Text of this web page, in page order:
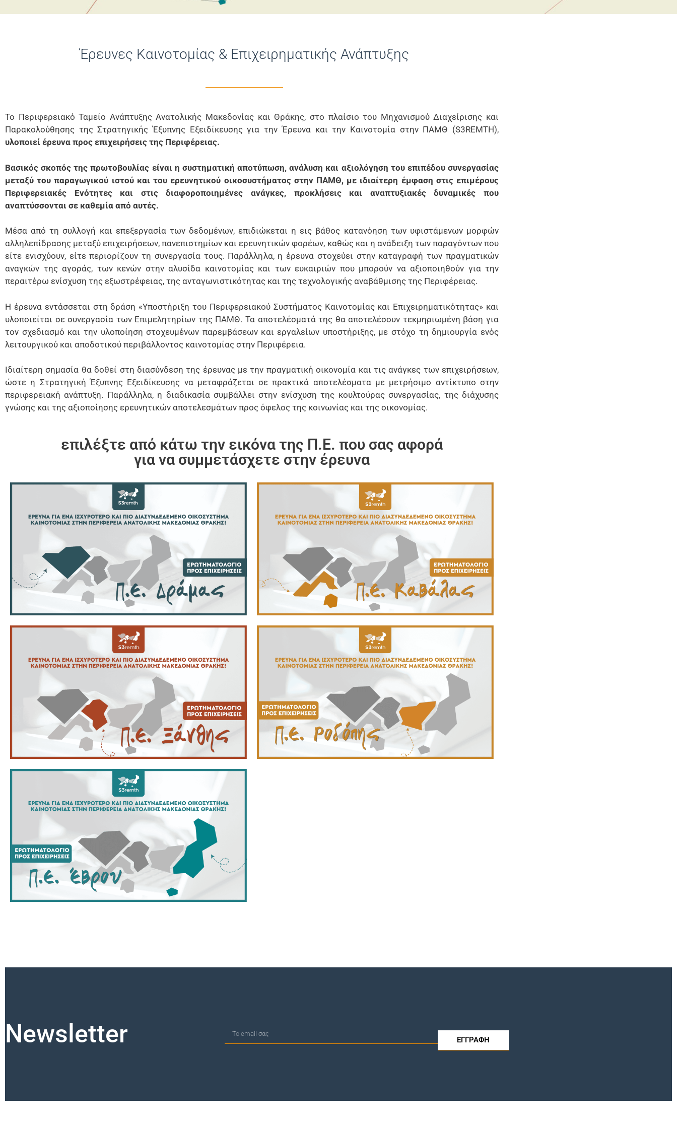
Έρευνες Καινοτομίας & Επιχειρηματικής Ανάπτυξης
Το Περιφερειακό Ταμείο Ανάπτυξης Ανατολικής Μακεδονίας και Θράκης, στο πλαίσιο του Μηχανισμού Διαχείρισης και
Παρακολούθησης της Στρατηγικής Έξυπνης Εξειδίκευσης για την Έρευνα και την Καινοτομία στην ΠΑΜΘ (S3REMTH),
υλοποιεί έρευνα προς επιχειρήσεις της Περιφέρειας.
Βασικός σκοπός της πρωτοβουλίας είναι η συστηματική αποτύπωση, ανάλυση και αξιολόγηση του επιπέδου συνεργασίας
μεταξύ του παραγωγικού ιστού και του ερευνητικού οικοσυστήματος στην ΠΑΜΘ, με ιδιαίτερη έμφαση στις επιμέρους
Περιφερειακές Ενότητες και στις διαφοροποιημένες ανάγκες, προκλήσεις και αναπτυξιακές δυναμικές που
αναπτύσσονται σε καθεμία από αυτές.
Μέσα από τη συλλογή και επεξεργασία των δεδομένων, επιδιώκεται η εις βάθος κατανόηση των υφιστάμενων μορφών
αλληλεπίδρασης μεταξύ επιχειρήσεων, πανεπιστημίων και ερευνητικών φορέων, καθώς και η ανάδειξη των παραγόντων που
είτε ενισχύουν, είτε περιορίζουν τη συνεργασία τους. Παράλληλα, η έρευνα στοχεύει στην καταγραφή των πραγματικών
αναγκών της αγοράς, των κενών στην αλυσίδα καινοτομίας και των ευκαιριών που μπορούν να αξιοποιηθούν για την
περαιτέρω ενίσχυση της εξωστρέφειας, της ανταγωνιστικότητας και της τεχνολογικής αναβάθμισης της Περιφέρειας.
Η έρευνα εντάσσεται στη δράση «Υποστήριξη του Περιφερειακού Συστήματος Καινοτομίας και Επιχειρηματικότητας» και
υλοποιείται σε συνεργασία των Επιμελητηρίων της ΠΑΜΘ. Τα αποτελέσματά της θα αποτελέσουν τεκμηριωμένη βάση για
τον σχεδιασμό και την υλοποίηση στοχευμένων παρεμβάσεων και εργαλείων υποστήριξης, με στόχο τη δημιουργία ενός
λειτουργικού και αποδοτικού περιβάλλοντος καινοτομίας στην Περιφέρεια.
Ιδιαίτερη σημασία θα δοθεί στη διασύνδεση της έρευνας με την πραγματική οικονομία και τις ανάγκες των επιχειρήσεων,
ώστε η Στρατηγική Έξυπνης Εξειδίκευσης να μεταφράζεται σε πρακτικά αποτελέσματα με μετρήσιμο αντίκτυπο στην
περιφερειακή ανάπτυξη. Παράλληλα, η διαδικασία συμβάλλει στην ενίσχυση της κουλτούρας συνεργασίας, της διάχυσης
γνώσης και της αξιοποίησης ερευνητικών αποτελεσμάτων προς όφελος της κοινωνίας και της οικονομίας.
επιλέξτε από κάτω την εικόνα της Π.Ε. που σας αφορά
για να συμμετάσχετε στην έρευνα
Newsletter ΕΓΓΡΑΦΗ